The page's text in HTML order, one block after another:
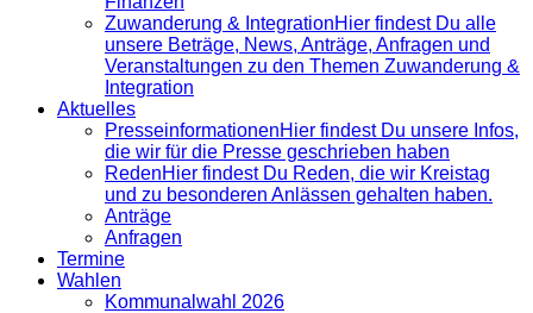
Zuwanderung & IntegrationHier findest Du alle
unsere Beträge, News, Anträge, Anfragen und
Veranstaltungen zu den Themen Zuwanderung &
Integration
Aktuelles
Presse­informationenHier findest Du unsere Infos,
die wir für die Presse geschrieben haben
RedenHier findest Du Reden, die wir Kreistag
und zu besonderen Anlässen gehalten haben.
Anträge
Anfragen
Termine
Wahlen
Kommunalwahl 2026